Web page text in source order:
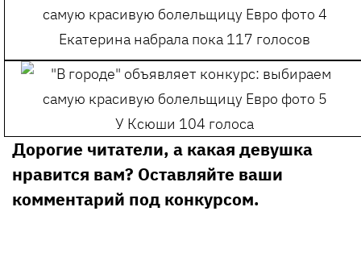
Екатерина набрала пока 117 голосов
У Ксюши 104 голоса
Дорогие читатели, а какая девушка
нравится вам? Оставляйте ваши
комментарий под конкурсом.